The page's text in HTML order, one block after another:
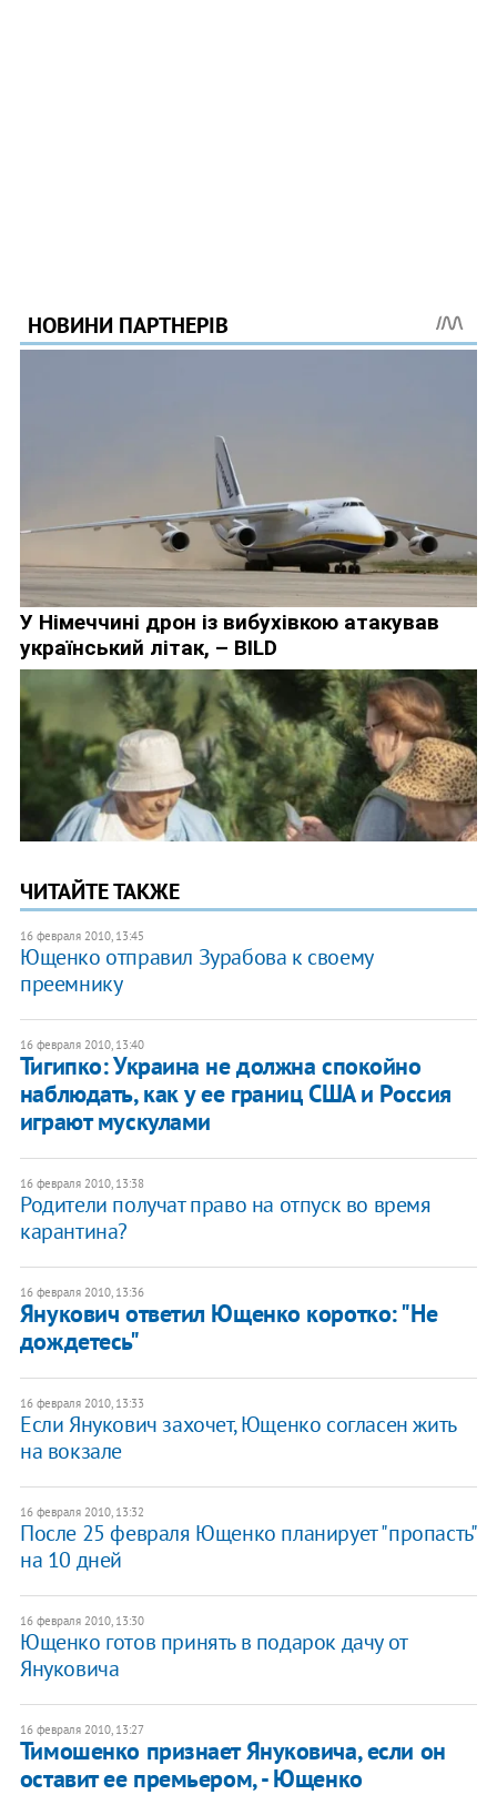
ЧИТАЙТЕ ТАКЖЕ
16 февраля 2010, 13:45
Ющенко отправил Зурабова к своему
преемнику
16 февраля 2010, 13:40
Тигипко: Украина не должна спокойно
наблюдать, как у ее границ США и Россия
играют мускулами
16 февраля 2010, 13:38
Родители получат право на отпуск во время
карантина?
16 февраля 2010, 13:36
Янукович ответил Ющенко коротко: "Не
дождетесь"
16 февраля 2010, 13:33
Если Янукович захочет, Ющенко согласен жить
на вокзале
16 февраля 2010, 13:32
После 25 февраля Ющенко планирует "пропасть"
на 10 дней
16 февраля 2010, 13:30
Ющенко готов принять в подарок дачу от
Януковича
16 февраля 2010, 13:27
Тимошенко признает Януковича, если он
оставит ее премьером, - Ющенко